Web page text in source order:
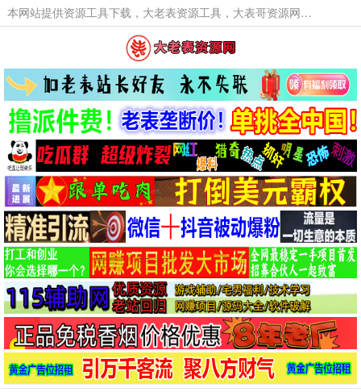
本网站提供资源工具下载，大老表资源工具，大表哥资源网软件工具，大老表资源下载，活动线报福利资源分享,活动线报，大型网游经典游戏，网络热门技术游戏辅助交流与分享。